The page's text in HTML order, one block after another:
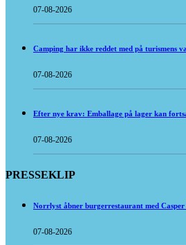
07-08-2026
Camping har ikke reddet med på turismens
07-08-2026
Efter nye krav: Emballage på lager kan
07-08-2026
PRESSEKLIP
Norrlyst åbner burgerrestaurant med Casper
07-08-2026